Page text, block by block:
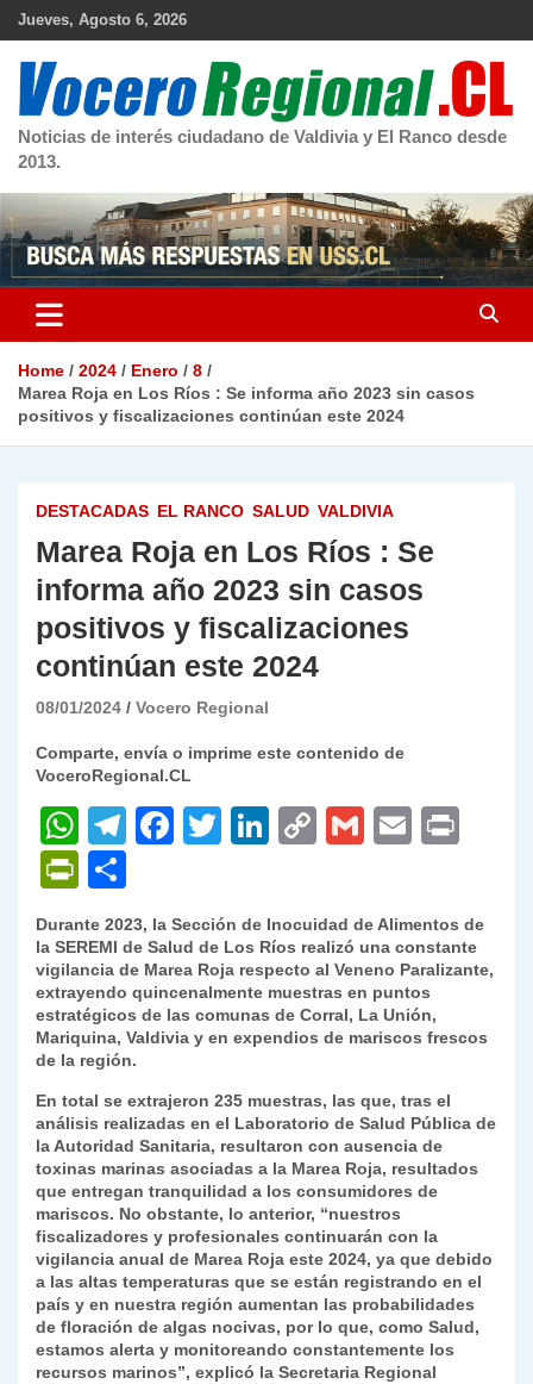
Skip
Jueves, Agosto 6, 2026
Noticias de interés ciudadano de Valdivia y El Ranco desde
2013.
Home 2024 Enero
8
Marea Roja en Los Ríos : Se informa año 2023 sin casos
positivos y fiscalizaciones continúan este 2024
DESTACADAS EL RANCO SALUD VALDIVIA
Marea Roja en Los Ríos : Se
informa año 2023 sin casos
positivos y fiscalizaciones
continúan este 2024
08/01/2024 Vocero Regional
Comparte, envía o imprime este contenido de
VoceroRegional.CL
W
h
at
s
A
p
p
T
gr
a
m
F
e
b
o
o
k
T
er
Li
e
dI
n
C
y
Li
n
k
G
l
E
l
P
ri
nt
Fr
ie
n
dl
y
o
m
p
ar
tir
Durante 2023, la Sección de Inocuidad de Alimentos de
la SEREMI de Salud de Los Ríos realizó una constante
vigilancia de Marea Roja respecto al Veneno Paralizante,
extrayendo quincenalmente muestras en puntos
estratégicos de las comunas de Corral, La Unión,
Mariquina, Valdivia y en expendios de mariscos frescos
de la región.
En total se extrajeron 235 muestras, las que, tras el
análisis realizadas en el Laboratorio de Salud Pública de
la Autoridad Sanitaria, resultaron con ausencia de
toxinas marinas asociadas a la Marea Roja, resultados
que entregan tranquilidad a los consumidores de
mariscos. No obstante, lo anterior, “nuestros
fiscalizadores y profesionales continuarán con la
vigilancia anual de Marea Roja este 2024, ya que debido
a las altas temperaturas que se están registrando en el
país y en nuestra región aumentan las probabilidades
de floración de algas nocivas, por lo que, como Salud,
estamos alerta y monitoreando constantemente los
recursos marinos”, explicó la Secretaria Regional